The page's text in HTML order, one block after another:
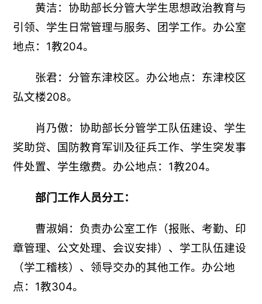
黄洁：协助部长分管大学生思想政治教育与
引领、学生日常管理与服务、团学工作。办公室
地点：1教204。
张君：分管东津校区。办公地点：东津校区
弘文楼208。
肖乃傲：协助部长分管学工队伍建设、学生
奖助贷、国防教育军训及征兵工作、学生突发事
件处置、学生缴费。办公地点：1教204。
部门工作人员分工：
曹淑娟：负责办公室工作（报账、考勤、印
章管理、公文处理、会议安排）、学工队伍建设
（学工稽核）、领导交办的其他工作。办公地
点：1教304。